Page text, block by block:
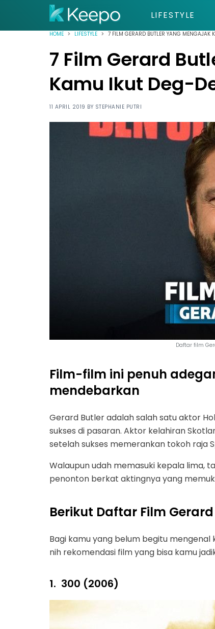
LIFESTYLE
HOME LIFESTYLE 7 FILM GERARD BUTLER YANG MENGAJAK
7 Film Gerard
Kamu Ikut Deg-
11 APRIL 2019 BY STEPHANIE PUTRI
Daftar film
Film-film ini penuh
mendebarkan
Gerard Butler adalah salah satu aktor
sukses di pasaran. Aktor kelahiran
setelah sukses memerankan tokoh raja
Walaupun udah memasuki kepala lima,
penonton berkat aktingnya yang
Berikut Daftar Film
Bagi kamu yang belum begitu
nih rekomendasi film yang bisa kamu
1. 300 (2006)